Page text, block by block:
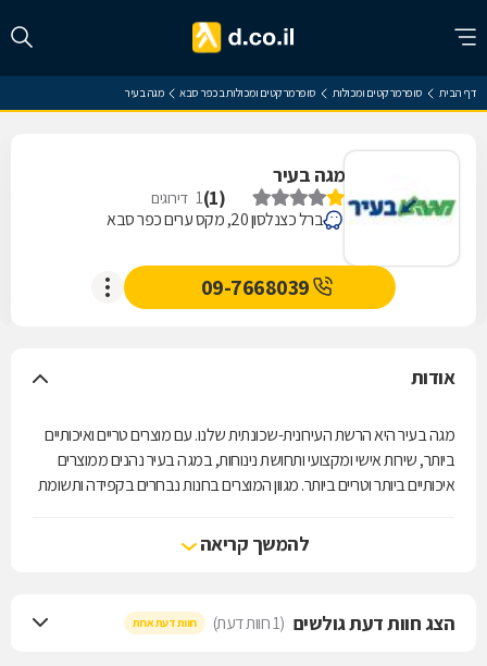
דף הבית סופרמרקטים ומכולות סופרמרקטים ומכולות בכפר סבא מגה בעיר
מגה בעיר
(
1
)
1 דירוגים
ברל כצנלסון 20, מקס ערים כפר סבא
09-7668039
אודות
מגה בעיר היא הרשת העירונית-שכונתית שלנו. עם מוצרים טריים ואיכותיים
ביותר, שירות אישי ומקצועי ותחושת נינוחות, במגה בעיר נהנים ממוצרים
איכותיים ביותר וטריים ביותר. מגוון המוצרים בחנות נבחרים בקפידה ותשומת
להמשך קריאה
הצג חוות דעת גולשים (1 חוות דעת) חוות דעת אחת